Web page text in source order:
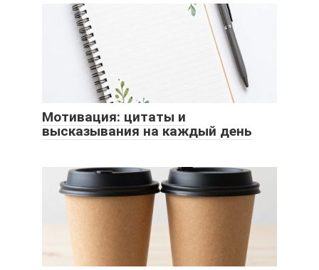
Мотивация: цитаты и
высказывания на каждый день